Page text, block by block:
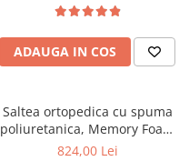
sistem de aerisire perimetral,
Saltex
ADAUGA IN COS
Saltea ortopedica cu spuma
poliuretanica, Memory Foam
Paris 5cm, 80x200x23cm,
824,00 Lei